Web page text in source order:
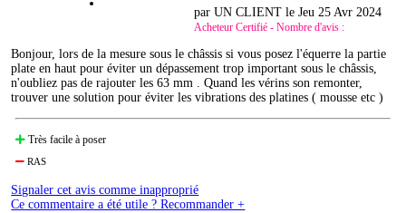
par UN CLIENT leJeu 25 Avr 2024
Acheteur Certifié - Nombre d'avis :
Bonjour, lors de la mesure sous le châssis si vous posez l'équerre la partie
plate en haut pour éviter un dépassement trop important sous le châssis,
n'oubliez pas de rajouter les 63 mm . Quand les vérins son remonter,
trouver une solution pour éviter les vibrations des platines ( mousse etc )
Très facile à poser
RAS
Signaler cet avis comme inapproprié
Ce commentaire a été utile ? Recommander +